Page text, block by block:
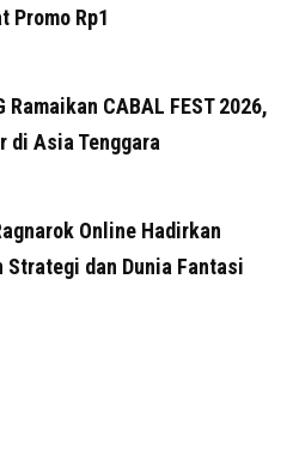
Promo Rp1
Ramaikan CABAL FEST 2026,
di Asia Tenggara
Online Hadirkan
dan Dunia Fantasi